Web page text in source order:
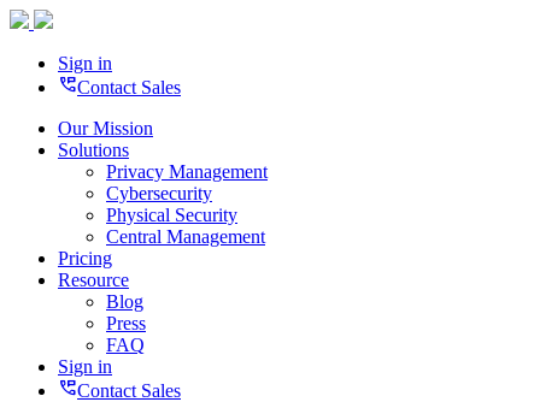
Sign in
perm_phone_msgContact Sales
Our Mission
Solutions
Privacy Management
Cybersecurity
Physical Security
Central Management
Pricing
Resource
Blog
Press
FAQ
Sign in
perm_phone_msgContact Sales